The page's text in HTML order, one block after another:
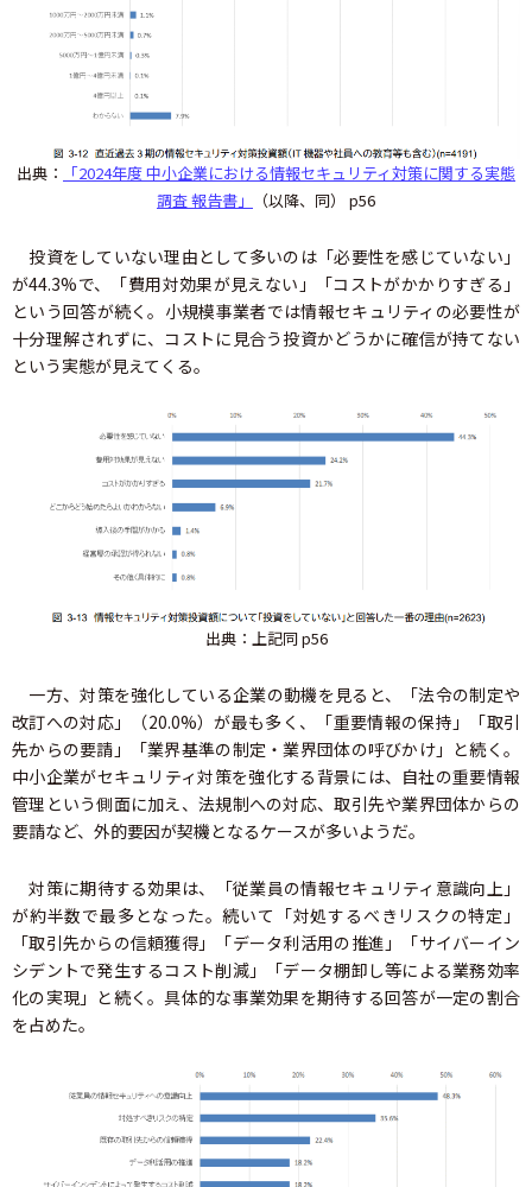
出典：
「2024年度 中小企業における情報セキュリティ対策に関する実態
調査 報告書」
（以降、同） p56
投資をしていない理由として多いのは「必要性を感じていない」
が44.3%で、「費用対効果が見えない」「コストがかかりすぎる」
という回答が続く。小規模事業者では情報セキュリティの必要性が
十分理解されずに、コストに見合う投資かどうかに確信が持てない
という実態が見えてくる。
出典：上記同 p56
一方、対策を強化している企業の動機を見ると、「法令の制定や
改訂への対応」（20.0%）が最も多く、「重要情報の保持」「取引
先からの要請」「業界基準の制定・業界団体の呼びかけ」と続く。
中小企業がセキュリティ対策を強化する背景には、自社の重要情報
管理という側面に加え、法規制への対応、取引先や業界団体からの
要請など、外的要因が契機となるケースが多いようだ。
対策に期待する効果は、「従業員の情報セキュリティ意識向上」
が約半数で最多となった。続いて「対処するべきリスクの特定」
「取引先からの信頼獲得」「データ利活用の推進」「サイバーイン
シデントで発生するコスト削減」「データ棚卸し等による業務効率
化の実現」と続く。具体的な事業効果を期待する回答が一定の割合
を占めた。